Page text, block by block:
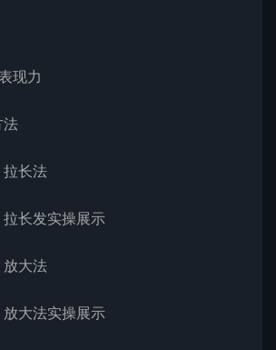
现力
法
长法
长发实操展示
大法
大法实操展示